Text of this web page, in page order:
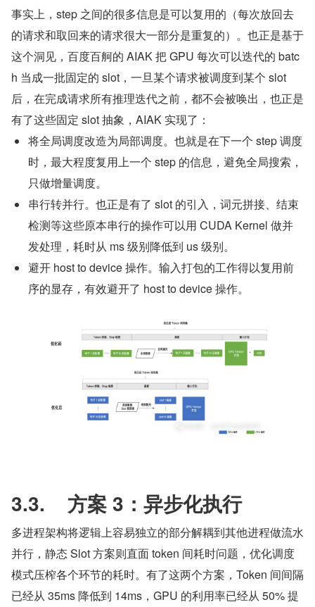
﻿事实上，step 之间的很多信息是可以复用的（每次放回去
的请求和取回来的请求很大一部分是重复的）。也正是基于
这个洞见，百度百舸的 AIAK 把 GPU 每次可以迭代的 batc
h 当成一批固定的 slot，一旦某个请求被调度到某个 slot
后，在完成请求所有推理迭代之前，都不会被唤出，也正是
有了这些固定 slot 抽象，AIAK 实现了：
将全局调度改造为局部调度。也就是在下一个 step 调度
时，最大程度复用上一个 step 的信息，避免全局搜索，
只做增量调度。
串行转并行。也正是有了 slot 的引入，词元拼接、结束
检测等这些原本串行的操作可以用 CUDA Kernel 做并
发处理，耗时从 ms 级别降低到 us 级别。
避开 host to device 操作。输入打包的工作得以复用前
序的显存，有效避开了 host to device 操作。
3.3.    方案 3：异步化执行
多进程架构将逻辑上容易独立的部分解耦到其他进程做流水
并行，静态 Slot 方案则直面 token 间耗时问题，优化调度
模式压榨各个环节的耗时。有了这两个方案，Token 间间隔
已经从 35ms 降低到 14ms，GPU 的利用率已经从 50% 提